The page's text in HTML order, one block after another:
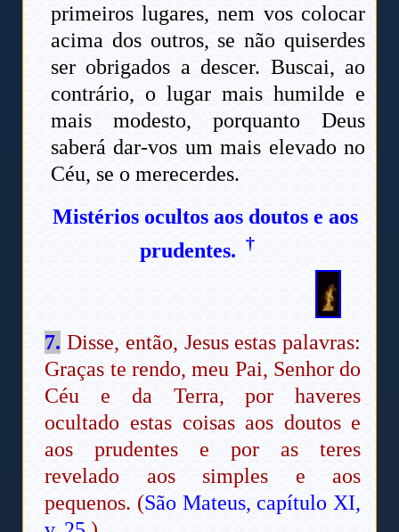
primeiros lugares, nem vos colocar
acima dos outros, se não quiserdes
ser obrigados a descer. Buscai, ao
contrário, o lugar mais humilde e
mais modesto, porquanto Deus
saberá dar-vos um mais elevado no
Céu, se o merecerdes.
Mistérios ocultos aos doutos e aos
prudentes. †
7. Disse, então, Jesus estas palavras:
Graças te rendo, meu Pai, Senhor do
Céu e da Terra, por haveres
ocultado estas coisas aos doutos e
aos prudentes e por as teres
revelado aos simples e aos
pequenos. (São Mateus, capítulo XI,